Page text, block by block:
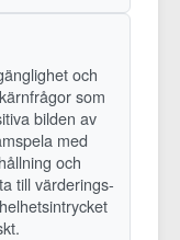
och
som
bilden av
med
och
till värderings-